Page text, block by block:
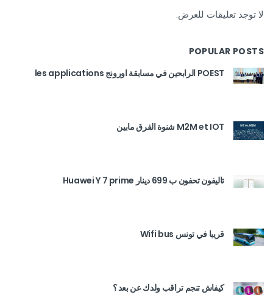
لا توجد تعليقات للعرض.
POPULAR POSTS
POEST الرابحين في مسابقة اورونج les applications
M2M et IOT شنوة الفرق مابين
تاليفون تحفون ب 699 دينار Huawei Y 7 prime
قريبا في تونس Wifi bus
كيفاش تنجم تراقب ولدك عن بعد ؟